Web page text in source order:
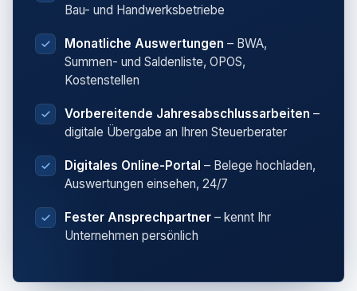
Bau- und Handwerksbetriebe
Monatliche Auswertungen – BWA,
Summen- und Saldenliste, OPOS,
Kostenstellen
Vorbereitende Jahresabschlussarbeiten –
digitale Übergabe an Ihren Steuerberater
Digitales Online-Portal – Belege hochladen,
Auswertungen einsehen, 24/7
Fester Ansprechpartner – kennt Ihr
Unternehmen persönlich